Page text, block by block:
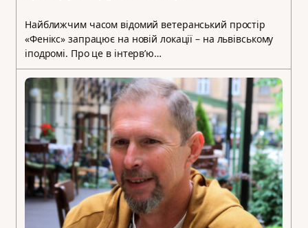
Найближчим часом відомий ветеранський простір
«Фенікс» запрацює на новій локації – на львівському
іподромі. Про це в інтерв’ю…